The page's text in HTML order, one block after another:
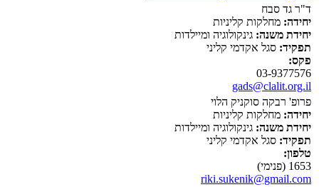
ד"ר גד סבח
יחידה: מחלקות קליניות
יחידת משנה: גינקולוגיה ומיילדות
תפקיד: סגל אקדמי קליני
פקס:
03-9377576
gads@clalit.org.il
פרופ' רבקה סוקניק הלוי
יחידה: מחלקות קליניות
יחידת משנה: גינקולוגיה ומיילדות
תפקיד: סגל אקדמי קליני
טלפון:
1653 (פנימי)
riki.sukenik@gmail.com